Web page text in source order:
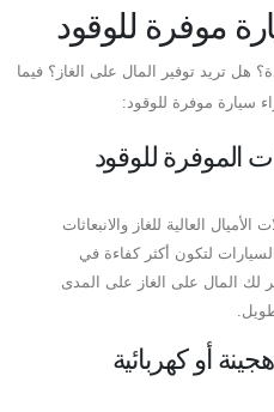
موفرة للوقود
تريد توفير المال على الغاز؟ فيما
سيارة موفرة للوقود:
الموفرة للوقود
العالية للغاز والانبعاثات
لتكون أكثر كفاءة في
لك المال على الغاز على المدى
أو كهربائية